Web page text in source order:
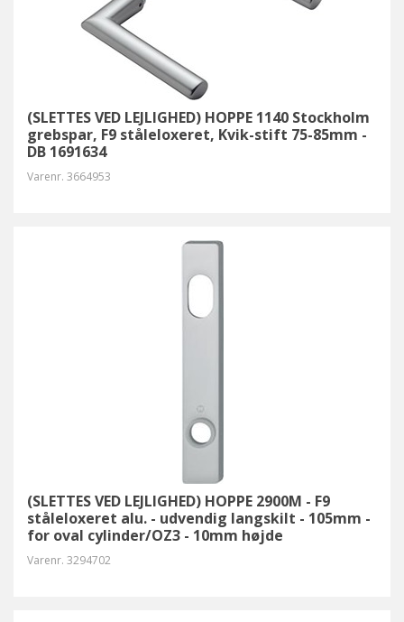
(SLETTES VED LEJLIGHED) HOPPE 1140 Stockholm
grebspar, F9 ståleloxeret, Kvik-stift 75-85mm -
DB 1691634
Varenr. 3664953
(SLETTES VED LEJLIGHED) HOPPE 2900M - F9
ståleloxeret alu. - udvendig langskilt - 105mm -
for oval cylinder/OZ3 - 10mm højde
Varenr. 3294702